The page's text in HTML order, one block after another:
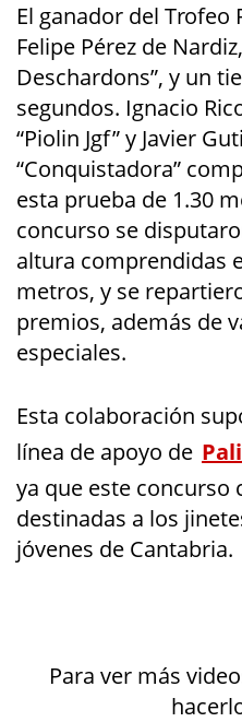
El ganador del Trofeo
Felipe Pérez de
Deschardons”, y un
segundos. Ignacio
“Piolin Jgf” y Javier
“Conquistadora”
esta prueba de 1.30
concurso se
altura comprendidas
metros, y se
premios, además de
especiales.
Esta colaboración
línea de apoyo de
ya que este concurso
destinadas a los
jóvenes de Cantabria.
Para ver más